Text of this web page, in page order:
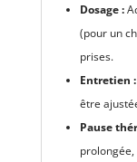
Dosage :
(pour un
prises.
Entretien :
être
Pause